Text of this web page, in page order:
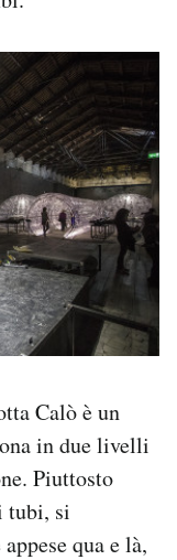
Calò è un
in due livelli
Piuttosto
tubi, si
qua e là,